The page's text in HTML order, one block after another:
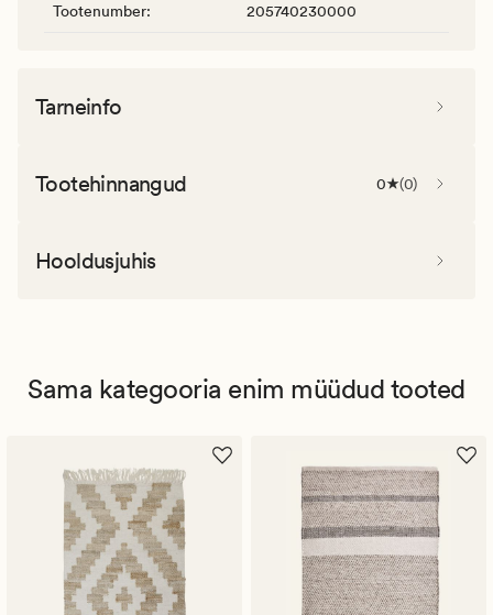
Tootenumber: 205740230000
Tarneinfo
Tootehinnangud 0 (0)
Hooldusjuhis
Sama kategooria enim müüdud tooted